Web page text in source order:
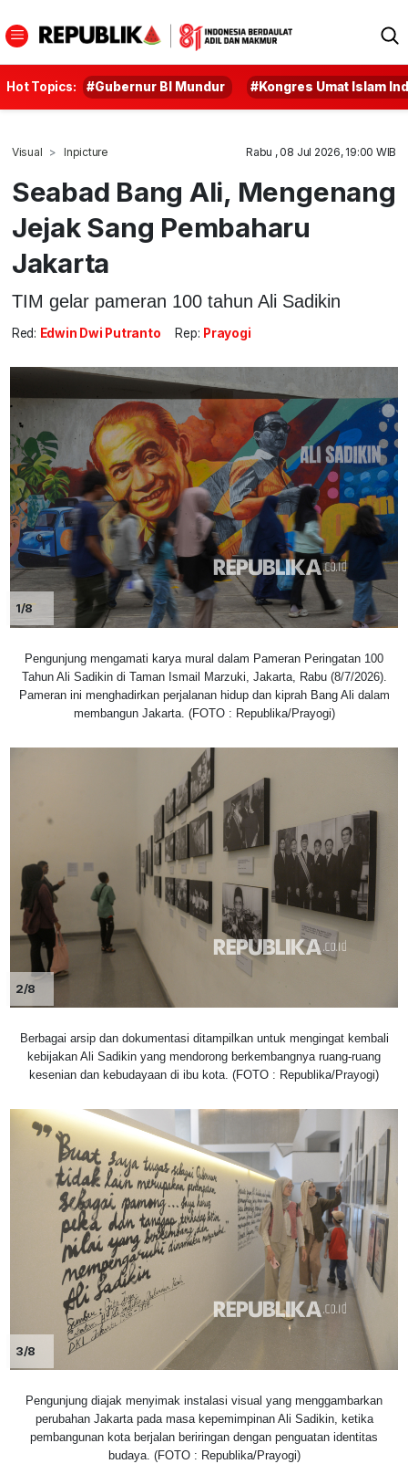
Hot Topics: #Gubernur BI Mundur #Kongres Umat Islam
Visual Inpicture Rabu , 08 Jul 2026, 19:00 WIB
Seabad Bang Ali, Mengenang
Jejak Sang Pembaharu
Jakarta
TIM gelar pameran 100 tahun Ali Sadikin
Red: Edwin Dwi Putranto Rep: Prayogi
1/8
Pengunjung mengamati karya mural dalam Pameran Peringatan 100
Tahun Ali Sadikin di Taman Ismail Marzuki, Jakarta, Rabu (8/7/2026).
Pameran ini menghadirkan perjalanan hidup dan kiprah Bang Ali dalam
membangun Jakarta. (FOTO : Republika/Prayogi)
2/8
Berbagai arsip dan dokumentasi ditampilkan untuk mengingat kembali
kebijakan Ali Sadikin yang mendorong berkembangnya ruang-ruang
kesenian dan kebudayaan di ibu kota. (FOTO : Republika/Prayogi)
3/8
Pengunjung diajak menyimak instalasi visual yang menggambarkan
perubahan Jakarta pada masa kepemimpinan Ali Sadikin, ketika
pembangunan kota berjalan beriringan dengan penguatan identitas
budaya. (FOTO : Republika/Prayogi)